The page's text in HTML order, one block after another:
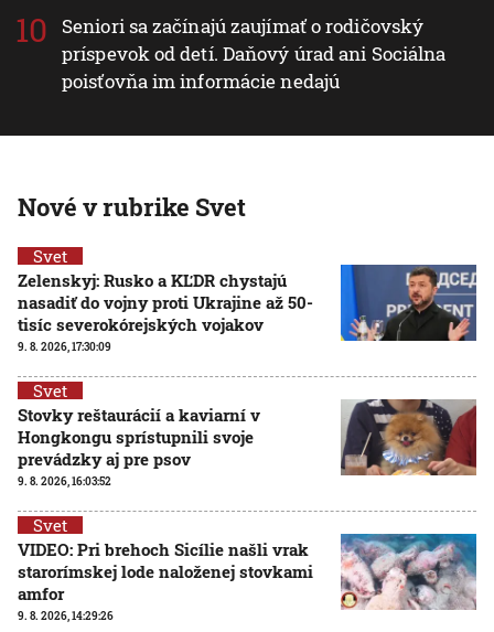
Seniori sa začínajú zaujímať o rodičovský
príspevok od detí. Daňový úrad ani Sociálna
poisťovňa im informácie nedajú
Nové v rubrike Svet
Svet
Zelenskyj: Rusko a KĽDR chystajú
nasadiť do vojny proti Ukrajine až 50-
tisíc severokórejských vojakov
9. 8. 2026, 17:30:09
Svet
Stovky reštaurácií a kaviarní v
Hongkongu sprístupnili svoje
prevádzky aj pre psov
9. 8. 2026, 16:03:52
Svet
VIDEO: Pri brehoch Sicílie našli vrak
starorímskej lode naloženej stovkami
amfor
9. 8. 2026, 14:29:26